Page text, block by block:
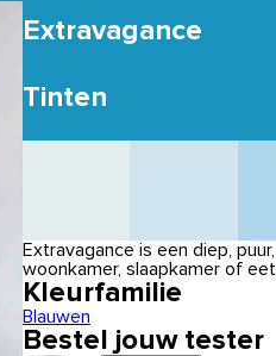
Extravagance
Tinten
Extravagance is een diep,
woonkamer, slaapkamer of
Kleurfamilie
Blauwen
Bestel jouw tester